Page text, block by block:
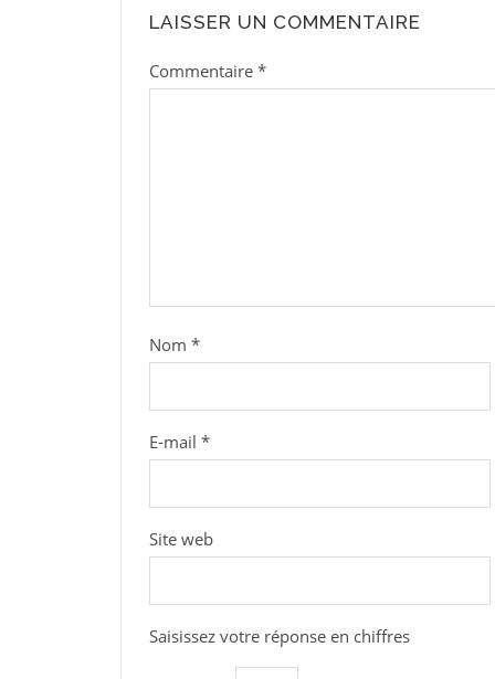
LAISSER UN COMMENTAIRE
Commentaire *
Nom *
E-mail *
Site web
Saisissez votre réponse en chiffres